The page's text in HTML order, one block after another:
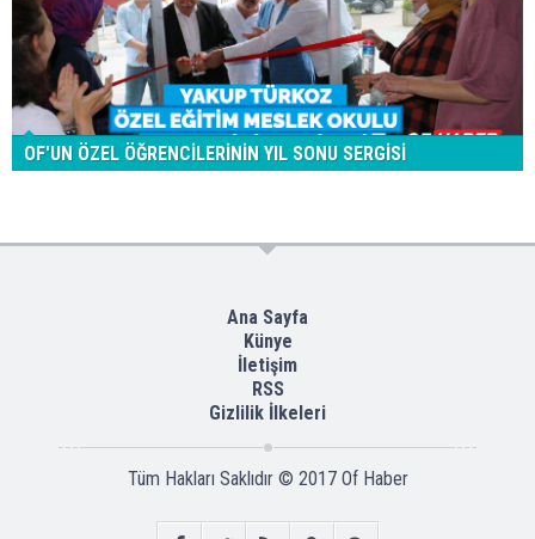
OF'UN ÖZEL ÖĞRENCİLERİNİN YIL SONU SERGİSİ
Ana Sayfa
Künye
İletişim
RSS
Gizlilik İlkeleri
Tüm Hakları Saklıdır © 2017 Of Haber